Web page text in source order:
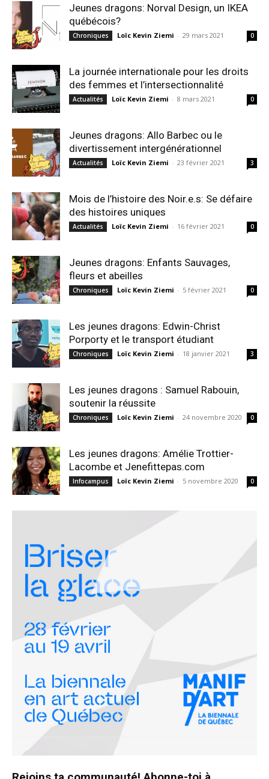
Jeunes dragons: Norval Design, un IKEA
québécois?
Chroniques Loïc Kevin Ziemi - 29 mars 2021 0
La journée internationale pour les droits
des femmes et l’intersectionnalité
Actualités Loïc Kevin Ziemi - 8 mars 2021 0
Jeunes dragons: Allo Barbec ou le
divertissement intergénérationnel
Actualités Loïc Kevin Ziemi - 23 février 2021 3
Mois de l’histoire des Noir.e.s: Se défaire
des histoires uniques
Actualités Loïc Kevin Ziemi - 16 février 2021 0
Jeunes dragons: Enfants Sauvages,
fleurs et abeilles
Chroniques Loïc Kevin Ziemi - 5 février 2021 0
Les jeunes dragons: Edwin-Christ
Porporty et le transport étudiant
Chroniques Loïc Kevin Ziemi - 18 janvier 2021 3
Les jeunes dragons : Samuel Rabouin,
soutenir la réussite
Chroniques Loïc Kevin Ziemi - 24 novembre 2020 0
Les jeunes dragons: Amélie Trottier-
Lacombe et Jenefittepas.com
Infocampus Loïc Kevin Ziemi - 5 novembre 2020 0